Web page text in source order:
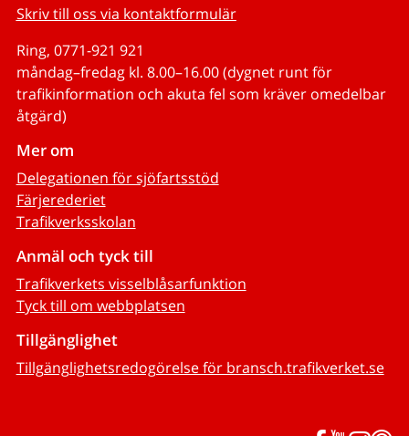
Skriv till oss via kontaktformulär
Ring, 0771-921 921
måndag–fredag kl. 8.00–16.00 (dygnet runt för
trafikinformation och akuta fel som kräver omedelbar
åtgärd)
Mer om
Delegationen för sjöfartsstöd
Färjerederiet
Trafikverksskolan
Anmäl och tyck till
Trafikverkets visselblåsarfunktion
Tyck till om webbplatsen
Tillgänglighet
Tillgänglighetsredogörelse för bransch.trafikverket.se